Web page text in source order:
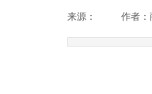
来源： 作者：